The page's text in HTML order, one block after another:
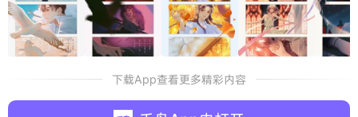
下载App查看更多精彩内容